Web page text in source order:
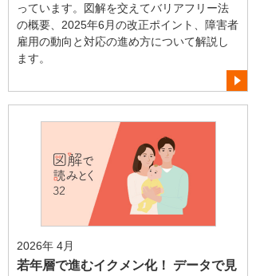
っています。図解を交えてバリアフリー法
の概要、2025年6月の改正ポイント、障害者
雇用の動向と対応の進め方について解説し
ます。
2026年 4月
若年層で進むイクメン化！ データで見